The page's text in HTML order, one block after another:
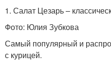
1. Салат Цезарь –
Фото: Юлия Зубкова
Самый популярный и
с курицей.